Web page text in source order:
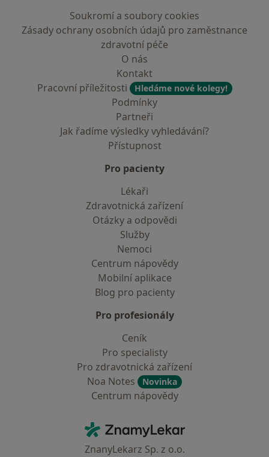
Soukromí a soubory cookies
Zásady ochrany osobních údajů pro zaměstnance
zdravotní péče
O nás
Kontakt
Pracovní příležitosti
Hledáme nové kolegy!
Podmínky
Partneři
Jak řadíme výsledky vyhledávání?
Přístupnost
Pro pacienty
Lékaři
Zdravotnická zařízení
Otázky a odpovědi
Služby
Nemoci
Centrum nápovědy
Mobilní aplikace
Blog pro pacienty
Pro profesionály
Ceník
Pro specialisty
Pro zdravotnická zařízení
Noa Notes
Novinka
Centrum nápovědy
ZnamyLekar - Hlavní stránka
ZnanyLekarz Sp. z o.o.